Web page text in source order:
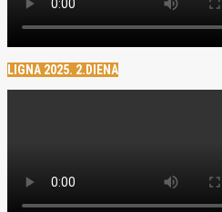
LIGNA 2025. 2.DIENA